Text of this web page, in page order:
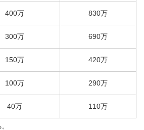
400万 830万
300万 690万
150万 420万
100万 290万
40万 110万